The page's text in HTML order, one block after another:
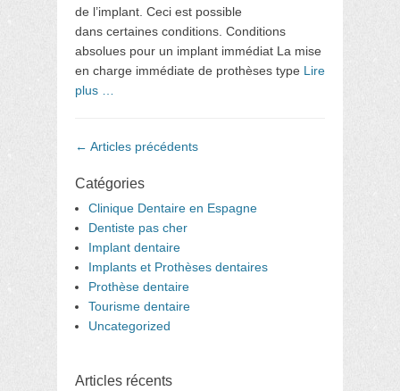
de l’implant. Ceci est possible
dans certaines conditions. Conditions
absolues pour un implant immédiat La mise
en charge immédiate de prothèses type Lire
plus …
Navigation
les
articles
← Articles précédents
Catégories
Clinique Dentaire en Espagne
Dentiste pas cher
Implant dentaire
Implants et Prothèses dentaires
Prothèse dentaire
Tourisme dentaire
Uncategorized
Articles récents